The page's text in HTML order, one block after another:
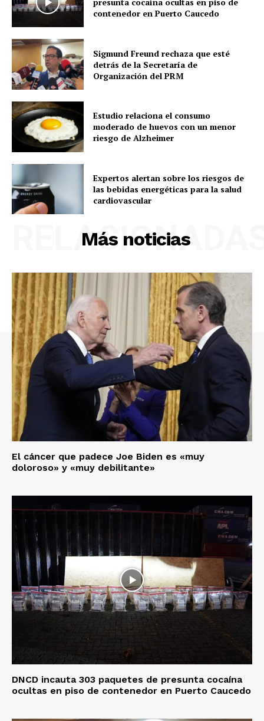
contenedor en Puerto Caucedo
Sigmund Freund rechaza que esté
detrás de la Secretaría de
Organización del PRM
Estudio relaciona el consumo
moderado de huevos con un menor
riesgo de Alzheimer
Expertos alertan sobre los riesgos de
las bebidas energéticas para la salud
cardiovascular
Más noticias
El cáncer que padece Joe Biden es «muy
doloroso» y «muy debilitante»
DNCD incauta 303 paquetes de presunta cocaína
ocultas en piso de contenedor en Puerto Caucedo